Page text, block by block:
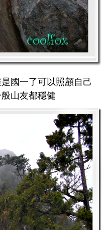
國一了可以照顧自己
山友都穩健